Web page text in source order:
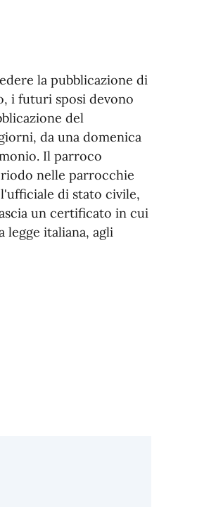
la pubblicazione di
i futuri sposi devono
del
da una domenica
Il parroco
nelle parrocchie
di stato civile,
un certificato in cui
italiana, agli